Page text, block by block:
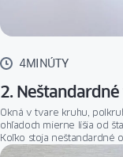
4MINÚTY
2. Neštandardné
Okná v tvare kruhu,
ohľadoch mierne líšia od
Koľko stoja neštandardné
efektívne? Odpovedáme